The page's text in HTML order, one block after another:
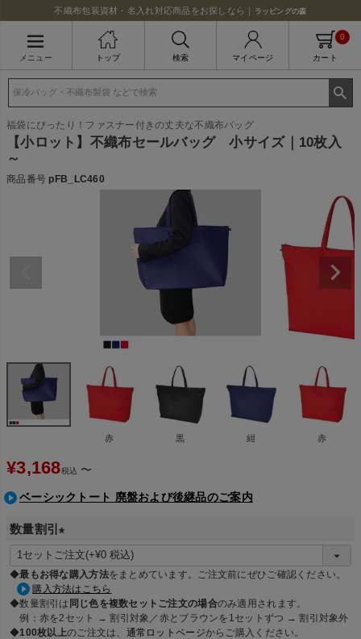
不織布包装資材・名入れ対応商品をお探しなら｜ ラッピングの森
メニュー トップ 検索 マイページ カート
0
福袋にぴったり！ファスナー付きの丈夫な不織布バッグ
【小ロット】不織布セールバッグ 小サイズ｜10枚入
～
商品番号 pFB_LC460
赤 黒 紺 赤
¥3,168税込 〜
ベーシックトート 廃盤および後継品のご案内
数量割引
(
必
須
)
◆最もお得な購入方法をまとめています。ご注文前にぜひご確認ください。
購入方法はこちら
◆数量割引は 同じ色を複数セットご注文の場合のみ適用されます。
例：赤を2セット → 割引対象／赤とブラウンを1セットずつ → 割引対象外
◆100枚以上のご注文は、 通常ロットページからご購入ください。